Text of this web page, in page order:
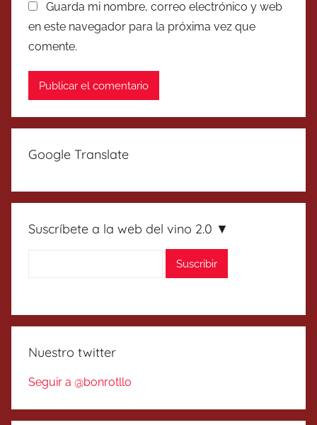
Guarda mi nombre, correo electrónico y web
en este navegador para la próxima vez que
comente.
Google Translate
Suscríbete a la web del vino 2.0 ▼
Nuestro twitter
Seguir a @bonrotllo